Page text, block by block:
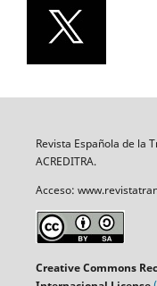
Revista Española de la
ACREDITRA.
Acceso:
Creative Commons